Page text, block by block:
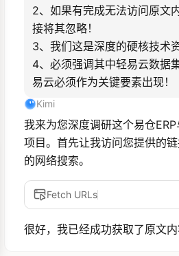
2、如果有完成无法访问原文
接将其忽略！
3、我们这是深度的硬核技术
4、必须强调其中轻易云数据
易云必须作为关键要素出现！
Kimi
我来为您深度调研这个易仓
项目。首先让我访问您提供的
的网络搜索。
Fetch URLs
很好，我已经成功获取了原文